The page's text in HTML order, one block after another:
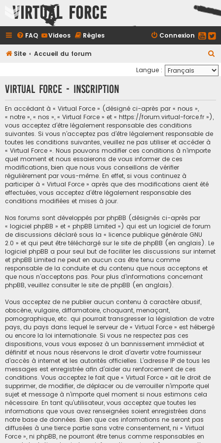
Virtual Force
FAQ Videos Règles Connexion
Site Accueil du forum
e
c
Langue :
Virtual Force - Inscription
En accédant à « Virtual Force » (désigné ci-après par « nous »,
« notre », « nos », « Virtual Force » et « https://forum.virtual-force.fr »),
vous acceptez d’être légalement responsable des conditions
suivantes. Si vous n’acceptez pas d’être légalement responsable de
toutes les conditions suivantes, veuillez ne pas utiliser et accéder à
« Virtual Force ». Nous pouvons modifier ces conditions à n’importe
quel moment et nous essaierons de vous informer de ces
modifications, bien que nous vous conseillons de vérifier
régulièrement par vous-même. En effet, si vous continuez à
participer à « Virtual Force » après que des modifications aient été
effectuées, vous acceptez d’être légalement responsable des
conditions modifiées et mises à jour.
Nos forums sont développés par phpBB (désignés ci-après par
« logiciel phpBB » et « phpBB Limited ») qui est un logiciel de forum
de discussions déclaré sous la « licence publique générale GNU
2.0 » et qui peut être téléchargé sur le site de phpBB (en anglais). Le
logiciel phpBB a pour seul but de faciliter les discussions sur internet
et phpBB Limited ne peut en aucun cas être tenu comme
responsable de la conduite et du contenu que nous acceptons et
que nous n’acceptons pas. Pour plus d’informations concernant
phpBB, veuillez consulter le site de phpBB (en anglais).
Vous acceptez de ne publier aucun contenu à caractère abusif,
obscène, vulgaire, diffamatoire, choquant, menaçant,
pornographique, etc. qui pourrait transgresser la législation de votre
pays, du pays dans lequel le serveur de « Virtual Force » est hébergé
ou encore la loi internationale. Si vous ne respectez pas ces
dispositions, vous vous exposez à un bannissement immédiat et
définitif et nous nous réservons le droit d’avertir votre fournisseur
d’accès à internet et les autorités officielles. L’adresse IP de tous les
messages est enregistrée afin d’aider au renforcement de ces
conditions. Vous acceptez le fait que « Virtual Force » ait le droit de
supprimer, de modifier, de déplacer ou de verrouiller n’importe quel
sujet et message à n’importe quel moment si nous estimons cela
nécessaire. En tant qu’utilisateur, vous acceptez que toutes les
informations que vous avez renseignées soient enregistrées dans
notre base de données. Bien que ces informations ne seront pas
diffusées à une tierce partie sans votre consentement, ni « Virtual
Force », ni phpBB, ne pourront être tenus comme responsables en